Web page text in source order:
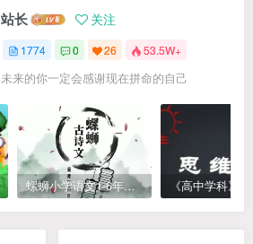
站长 关注
1774 0 26 53.5W+
未来的你一定会感谢现在拼命的自己
螺蛳小学语文1-6年级《小学古诗文》课程视频